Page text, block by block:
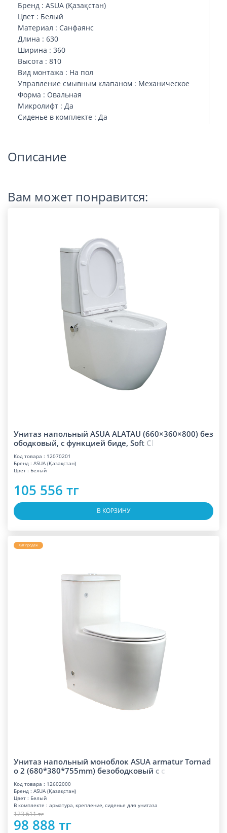
Бренд : ASUA (Қазақстан)
Цвет : Белый
Материал : Санфаянс
Длина : 630
Ширина : 360
Высота : 810
Вид монтажа : На пол
Управление смывным клапаном : Механическое
Форма : Овальная
Микролифт : Да
Сиденье в комплекте : Да
Описание
Вам может понравится:
Унитаз напольный ASUA ALATAU (660×360×800) без
ободковый, с функцией биде, Soft Cl
Код товара : 12070201
Бренд : ASUA (Қазақстан)
Цвет : Белый
105 556 тг
В КОРЗИНУ
Хит продаж
Унитаз напольный моноблок ASUA armatur Tornad
o 2 (680*380*755mm) безободковый с с
Код товара : 12602000
Бренд : ASUA (Қазақстан)
Цвет : Белый
В комплекте : арматура, крепление, сиденье для унитаза
123 611 тг
98 888 тг